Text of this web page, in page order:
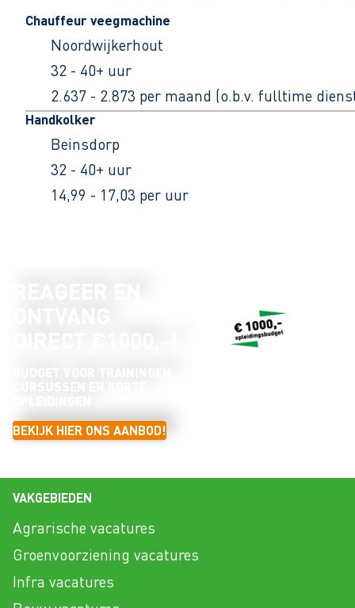
Chauffeur veegmachine
Noordwijkerhout
32 - 40+ uur
2.637 - 2.873 per maand (o.b.v. fulltime
Handkolker
Beinsdorp
32 - 40+ uur
14,99 - 17,03 per uur
BEKIJK HIER ONS AANBOD!
VAKGEBIEDEN
Agrarische vacatures
Groenvoorziening vacatures
Infra vacatures